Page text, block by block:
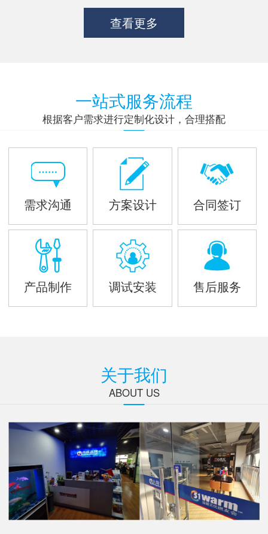
查看更多
一站式服务流程
根据客户需求进行定制化设计，合理搭配
需求沟通 方案设计 合同签订
产品制作 调试安装 售后服务
关于我们
ABOUT US